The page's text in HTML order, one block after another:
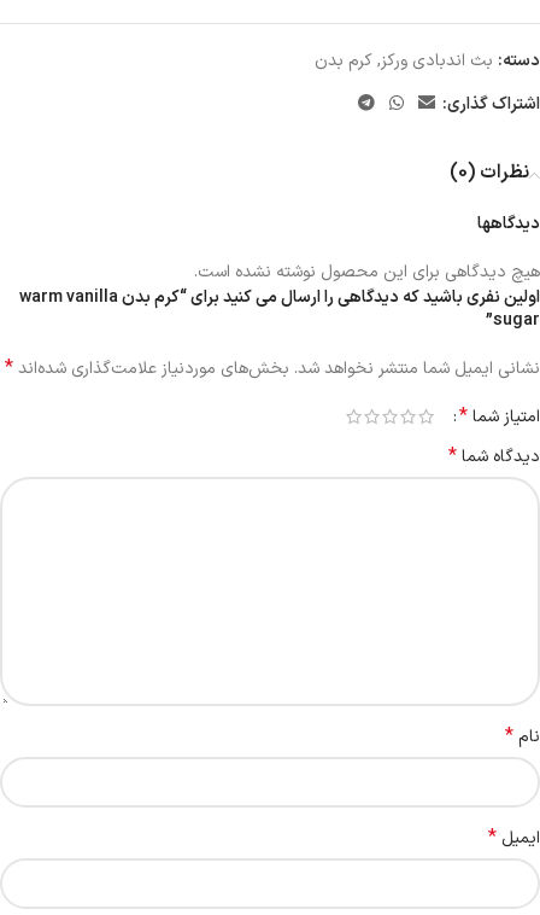
دسته: بث اندبادی ورکز,کرم بدن
اشتراک گذاری:
نظرات (0)
دیدگاهها
هیچ دیدگاهی برای این محصول نوشته نشده است.
اولین نفری باشید که دیدگاهی را ارسال می کنید برای “کرم بدن warm vanilla
sugar”
نشانی ایمیل شما منتشر نخواهد شد. بخش‌های موردنیاز علامت‌گذاری شده‌اند*
امتیاز شما*
دیدگاه شما*
نام*
ایمیل *